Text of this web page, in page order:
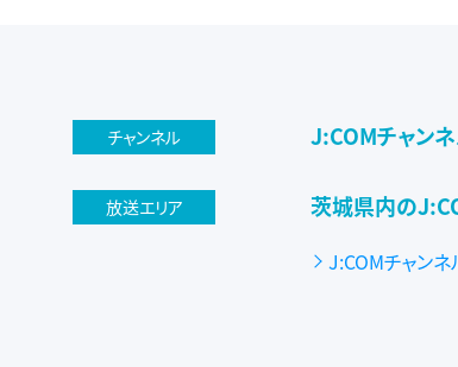
チャンネル J:COMチャン
放送エリア 茨城県内の
J:COMチャン